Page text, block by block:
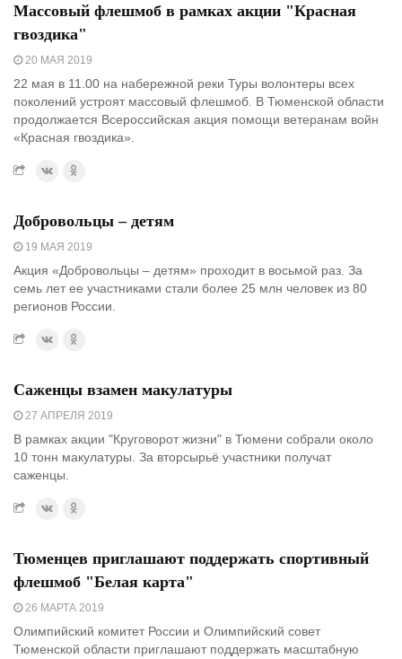
Массовый флешмоб в рамках акции "Красная
гвоздика"
20 МАЯ 2019
22 мая в 11.00 на набережной реки Туры волонтеры всех
поколений устроят массовый флешмоб. В Тюменской области
продолжается Всероссийская акция помощи ветеранам войн
«Красная гвоздика».
Добровольцы – детям
19 МАЯ 2019
Акция «Добровольцы – детям» проходит в восьмой раз. За
семь лет ее участниками стали более 25 млн человек из 80
регионов России.
Саженцы взамен макулатуры
27 АПРЕЛЯ 2019
В рамках акции "Круговорот жизни" в Тюмени собрали около
10 тонн макулатуры. За вторсырьё участники получат
саженцы.
Тюменцев приглашают поддержать спортивный
флешмоб "Белая карта"
26 МАРТА 2019
Олимпийский комитет России и Олимпийский совет
Тюменской области приглашают поддержать масштабную